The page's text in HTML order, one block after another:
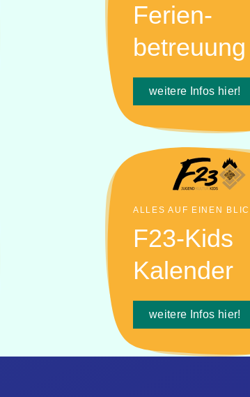
Ferien-
betreuung
weitere Infos hier!
ALLES AUF EINEN
F23-Kids
Kalender
weitere Infos hier!